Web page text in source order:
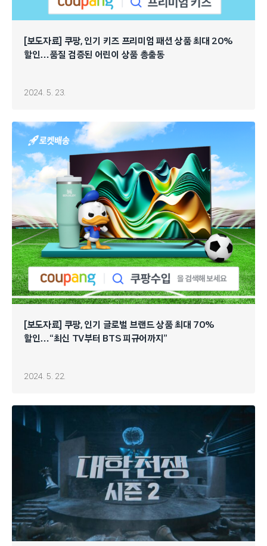
[보도자료] 쿠팡, 인기 키즈 프리미엄 패션 상품 최대 20%
할인…품질 검증된 어린이 상품 총출동
2024. 5. 23.
[보도자료] 쿠팡, 인기 글로벌 브랜드 상품 최대 70%
할인…“최신 TV부터 BTS 피규어까지”
2024. 5. 22.